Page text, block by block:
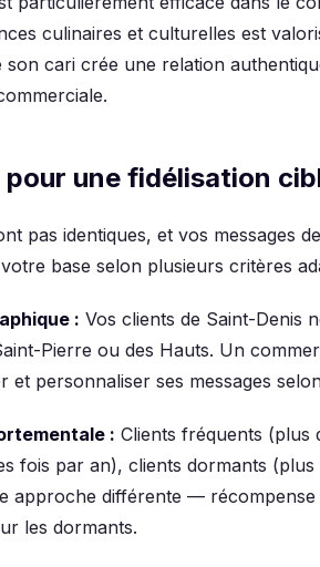
culinaires et culturelles est
son cari crée une relation
une fidélisation
pas identiques, et vos messages
base selon plusieurs critères
: Vos clients de Saint-Denis
Pierre ou des Hauts. Un
et personnaliser ses messages
: Clients fréquents (plus
fois par an), clients dormants (plus
approche différente —
les dormants.